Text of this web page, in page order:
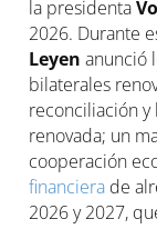
la presidenta
2026. Durante
Leyen anunció
bilaterales
reconciliación
renovada; un
cooperación
financiera de
2026 y 2027,